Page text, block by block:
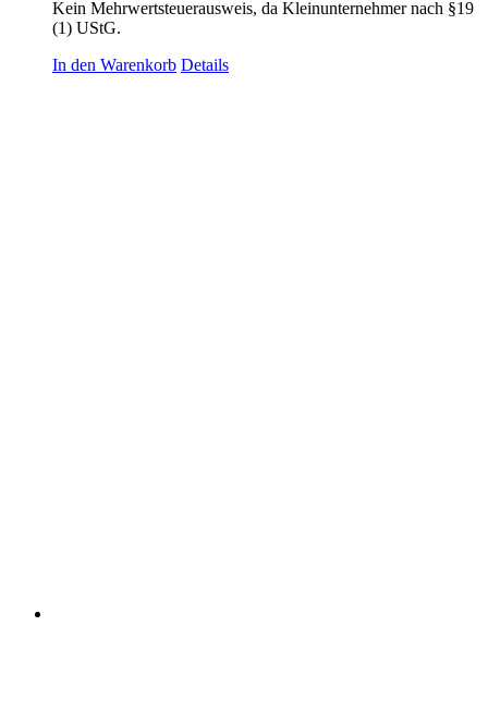
Kein Mehrwertsteuerausweis, da Kleinunternehmer nach §19
(1) UStG.
In den Warenkorb Details